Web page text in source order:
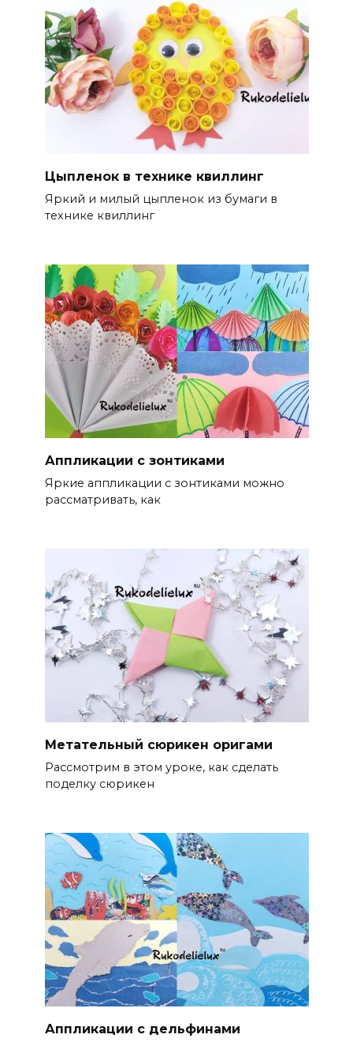
Цыпленок в технике квиллинг
Яркий и милый цыпленок из бумаги в
технике квиллинг
Аппликации с зонтиками
Яркие аппликации с зонтиками можно
рассматривать, как
Метательный сюрикен оригами
Рассмотрим в этом уроке, как сделать
поделку сюрикен
Аппликации с дельфинами